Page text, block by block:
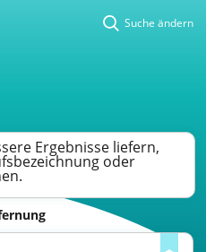
Suche ändern
Ergebnisse liefern,
oder